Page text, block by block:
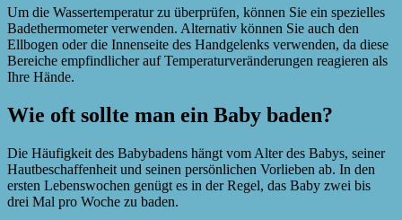
Um die Wassertemperatur zu überprüfen, können Sie ein spezielles
Badethermometer verwenden. Alternativ können Sie auch den
Ellbogen oder die Innenseite des Handgelenks verwenden, da diese
Bereiche empfindlicher auf Temperaturveränderungen reagieren als
Ihre Hände.
Wie oft sollte man ein Baby baden?
Die Häufigkeit des Babybadens hängt vom Alter des Babys, seiner
Hautbeschaffenheit und seinen persönlichen Vorlieben ab. In den
ersten Lebenswochen genügt es in der Regel, das Baby zwei bis
drei Mal pro Woche zu baden.